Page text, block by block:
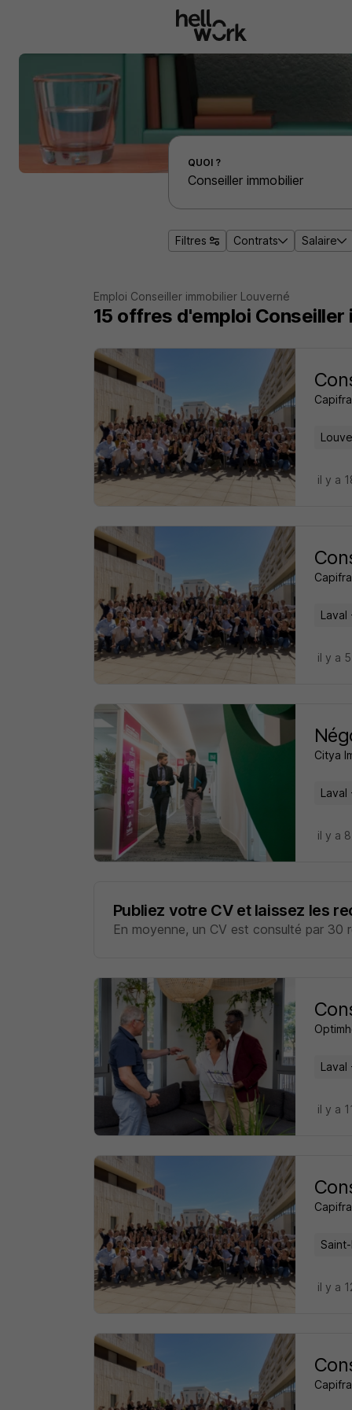
Effectuer une recherche d'emploi par localité
QUOI ?
Filtres Contrats Salaire
Emploi Conseiller immobilier Louverné
15 offres d'emploi Conseiller
il y a
Laval
il y a
Citya
Laval
il y a
Publiez votre CV et laissez les
En moyenne, un CV est consulté par 30
Laval
il y a
il y a